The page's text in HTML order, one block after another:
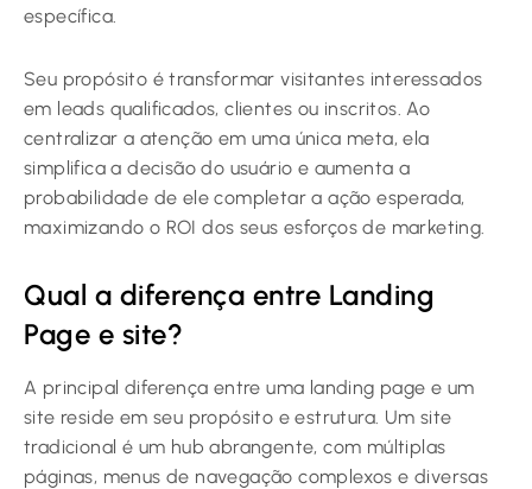
específica.
Seu propósito é transformar visitantes interessados
em leads qualificados, clientes ou inscritos. Ao
centralizar a atenção em uma única meta, ela
simplifica a decisão do usuário e aumenta a
probabilidade de ele completar a ação esperada,
maximizando o ROI dos seus esforços de marketing.
Qual a diferença entre Landing
Page e site?
A principal diferença entre uma landing page e um
site reside em seu propósito e estrutura. Um site
tradicional é um hub abrangente, com múltiplas
páginas, menus de navegação complexos e diversas